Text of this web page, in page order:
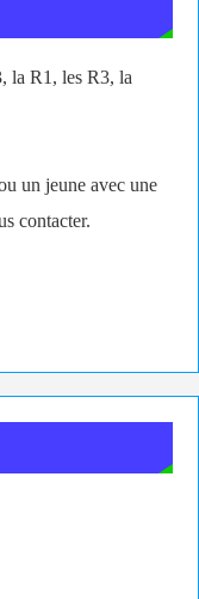
la R1, les R3, la
un jeune avec une
contacter.